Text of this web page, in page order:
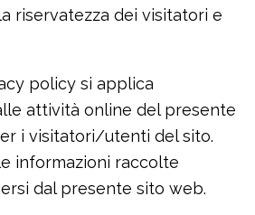
riservatezza dei visitatori e
policy si applica
attività online del presente
i visitatori/utenti del sito.
informazioni raccolte
dal presente sito web.